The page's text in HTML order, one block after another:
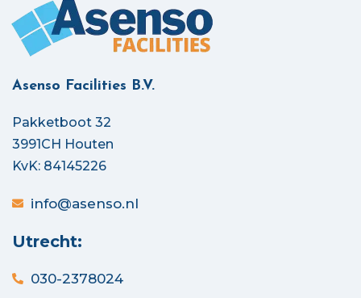
Asenso Facilities B.V.
Pakketboot 32
3991CH Houten
KvK: 84145226
info@asenso.nl
Utrecht:
030-2378024